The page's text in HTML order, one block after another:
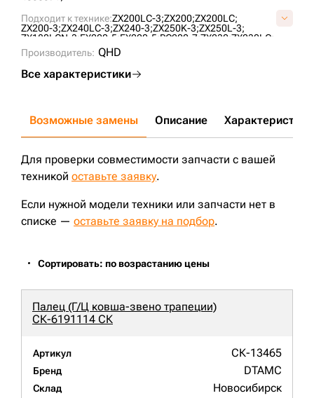
Подходит к технике:ZX200LC-3;ZX200;ZX200LC;
ZX200-3;ZX240LC-3;ZX240-3;ZX250K-3;ZX250L-3;
ZX180LCN-3;EX200-5;EX220-5;PC200-7;ZX230;ZX230LC;
ZX230LCSA;
ZX160LC;ZX200LC-5G;
PC200-6;R210LC-7; DX225LCA;
DX255LC;
R220LC-9S;PC240NLC-8;
Производитель: QHD
Все характеристики
Возможные замены Описание Характеристики
Для проверки совместимости запчасти с вашей
техникой оставьте заявку.
Если нужной модели техники или запчасти нет в
списке — оставьте заявку на подбор.
Сортировать: по возрастанию цены
Палец (Г/Ц ковша-звено трапеции)
СК-6191114 СК
Артикул СК-13465
Бренд DTAMC
Склад Новосибирск